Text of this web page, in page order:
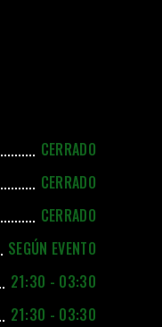
CERRADO
CERRADO
CERRADO
SEGÚN EVENTO
21:30 - 03:30
21:30 - 03:30